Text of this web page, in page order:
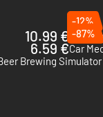
10.99 €
-12%
Car
6.59 €
-87%
Car
Brewing Simulator